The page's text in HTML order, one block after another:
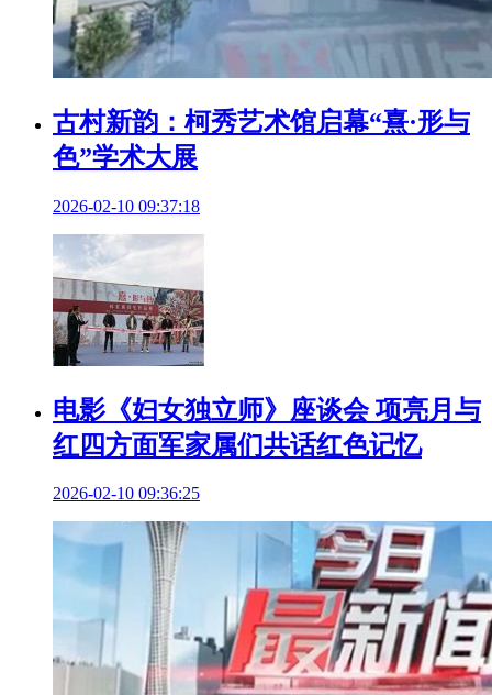
古村新韵：柯秀艺术馆启幕“熹·形与
色”学术大展
2026-02-10 09:37:18
电影《妇女独立师》座谈会 项亮月与
红四方面军家属们共话红色记忆
2026-02-10 09:36:25